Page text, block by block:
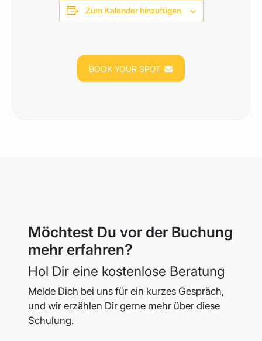
Zum Kalender hinzufügen
BOOK YOUR SPOT
Möchtest Du vor der Buchung
mehr erfahren?
Hol Dir eine kostenlose Beratung
Melde Dich bei uns für ein kurzes Gespräch,
und wir erzählen Dir gerne mehr über diese
Schulung.